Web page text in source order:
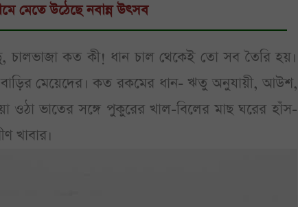
মেতে উঠেছে নবান্ন উৎসব
চালভাজা কত কী! ধান চাল থেকেই তো সব তৈরি হয়।
বাড়ির মেয়েদের। কত রকমের ধান- ঋতু অনুযায়ী, আউশ,
ওঠা ভাতের সঙ্গে পুকুরের খাল-বিলের মাছ ঘরের হাঁস-
খাবার।